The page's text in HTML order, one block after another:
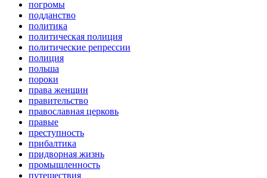
погромы
подданство
политика
политическая полиция
политические репрессии
полиция
польша
пороки
права женщин
правительство
православная церковь
правые
преступность
прибалтика
придворная жизнь
промышленность
путешествия